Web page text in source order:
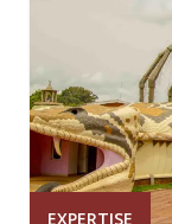
EXPERTISE